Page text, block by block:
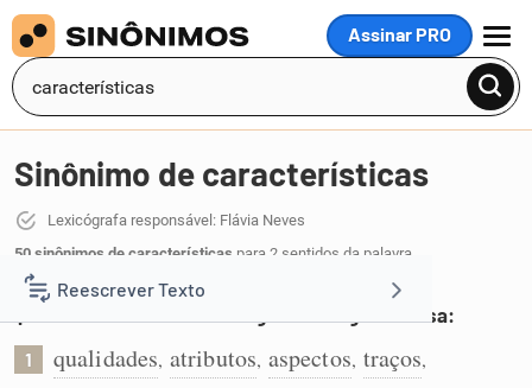
Assinar PRO
MENU
Reescrever Texto
Resumir Texto
Sinônimo de características
Lexicógrafa responsável: Flávia Neves
50 sinônimos de características para 2 sentidos da palavra
características
Qualidades distintivas de alguém ou alguma coisa:
1 qualidades, atributos, aspectos, traços,